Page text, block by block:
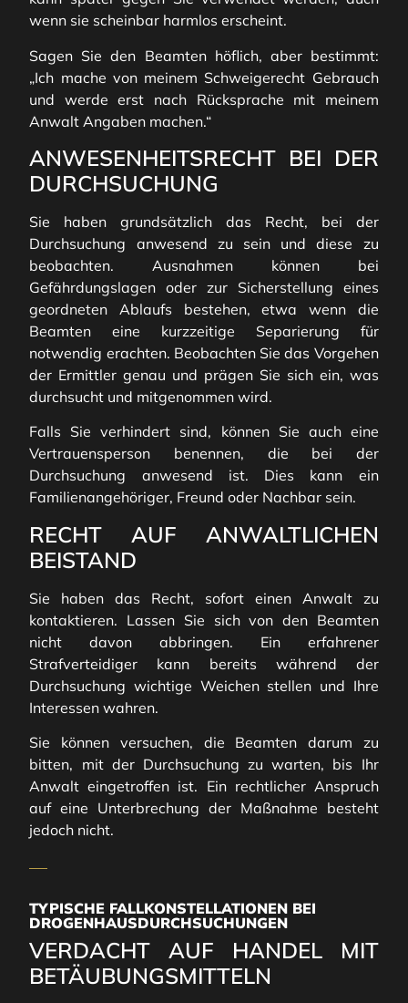
wenn sie scheinbar harmlos erscheint.
Sagen Sie den Beamten höflich, aber bestimmt:
„Ich mache von meinem Schweigerecht Gebrauch
und werde erst nach Rücksprache mit meinem
Anwalt Angaben machen.“
ANWESENHEITSRECHT BEI DER
DURCHSUCHUNG
Sie haben grundsätzlich das Recht, bei der
Durchsuchung anwesend zu sein und diese zu
beobachten. Ausnahmen können bei
Gefährdungslagen oder zur Sicherstellung eines
geordneten Ablaufs bestehen, etwa wenn die
Beamten eine kurzzeitige Separierung für
notwendig erachten. Beobachten Sie das Vorgehen
der Ermittler genau und prägen Sie sich ein, was
durchsucht und mitgenommen wird.
Falls Sie verhindert sind, können Sie auch eine
Vertrauensperson benennen, die bei der
Durchsuchung anwesend ist. Dies kann ein
Familienangehöriger, Freund oder Nachbar sein.
RECHT AUF ANWALTLICHEN
BEISTAND
Sie haben das Recht, sofort einen Anwalt zu
kontaktieren. Lassen Sie sich von den Beamten
nicht davon abbringen. Ein erfahrener
Strafverteidiger kann bereits während der
Durchsuchung wichtige Weichen stellen und Ihre
Interessen wahren.
Sie können versuchen, die Beamten darum zu
bitten, mit der Durchsuchung zu warten, bis Ihr
Anwalt eingetroffen ist. Ein rechtlicher Anspruch
auf eine Unterbrechung der Maßnahme besteht
jedoch nicht.
TYPISCHE FALLKONSTELLATIONEN BEI
DROGENHAUSDURCHSUCHUNGEN
VERDACHT AUF HANDEL MIT
BETÄUBUNGSMITTELN